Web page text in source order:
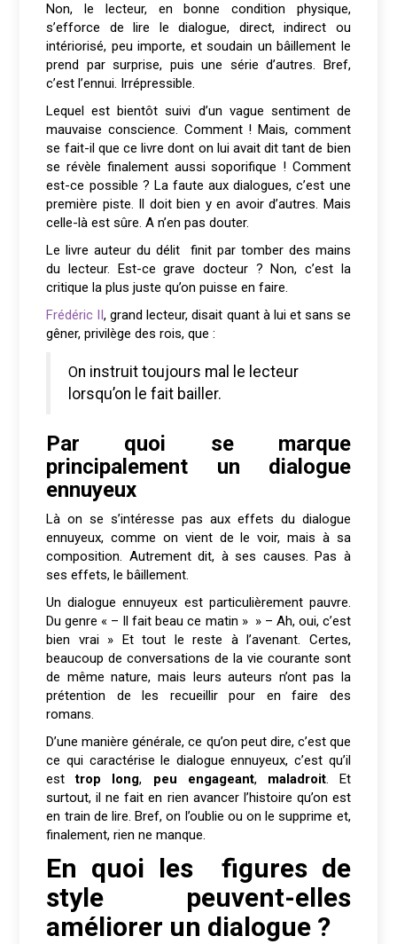
Non, le lecteur, en bonne condition physique,
s’efforce de lire le dialogue, direct, indirect ou
intériorisé, peu importe, et soudain un bâillement le
prend par surprise, puis une série d’autres. Bref,
c’est l’ennui. Irrépressible.
Lequel est bientôt suivi d’un vague sentiment de
mauvaise conscience. Comment ! Mais, comment
se fait-il que ce livre dont on lui avait dit tant de bien
se révèle finalement aussi soporifique ! Comment
est-ce possible ? La faute aux dialogues, c’est une
première piste. Il doit bien y en avoir d’autres. Mais
celle-là est sûre. A n’en pas douter.
Le livre auteur du délit finit par tomber des mains
du lecteur. Est-ce grave docteur ? Non, c’est la
critique la plus juste qu’on puisse en faire.
Frédéric II, grand lecteur, disait quant à lui et sans se
gêner, privilège des rois, que :
On instruit toujours mal le lecteur
lorsqu’on le fait bailler.
Par quoi se marque
principalement un dialogue
ennuyeux
Là on se s’intéresse pas aux effets du dialogue
ennuyeux, comme on vient de le voir, mais à sa
composition. Autrement dit, à ses causes. Pas à
ses effets, le bâillement.
Un dialogue ennuyeux est particulièrement pauvre.
Du genre « – Il fait beau ce matin » » – Ah, oui, c’est
bien vrai » Et tout le reste à l’avenant. Certes,
beaucoup de conversations de la vie courante sont
de même nature, mais leurs auteurs n’ont pas la
prétention de les recueillir pour en faire des
romans.
D’une manière générale, ce qu’on peut dire, c’est que
ce qui caractérise le dialogue ennuyeux, c’est qu’il
esttrop long, peu engageant, maladroit. Et
surtout, il ne fait en rien avancer l’histoire qu’on est
en train de lire. Bref, on l’oublie ou on le supprime et,
finalement, rien ne manque.
En quoi les figures de
style peuvent-elles
améliorer un dialogue ?